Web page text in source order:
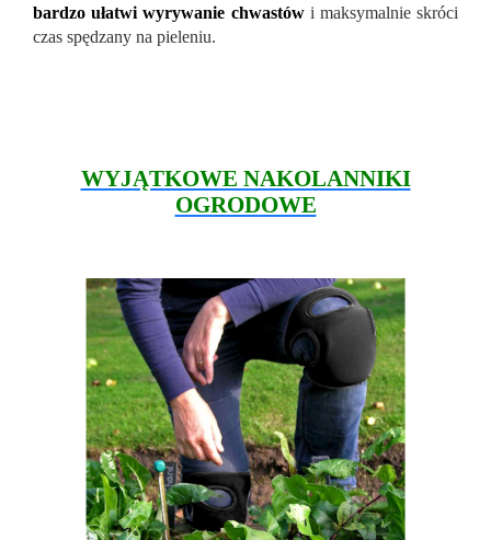
bardzo ułatwi wyrywanie chwastów i maksymalnie skróci
czas spędzany na pieleniu.
WYJĄTKOWE NAKOLANNIKI
OGRODOWE